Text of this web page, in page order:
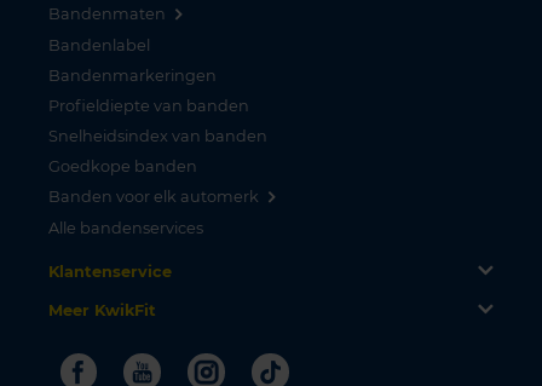
Bandenmaten
Bandenlabel
Bandenmarkeringen
Profieldiepte van banden
Snelheidsindex van banden
Goedkope banden
Banden voor elk automerk
Alle bandenservices
Klantenservice
Meer KwikFit
FacebookYoutubeInstagram
Tiktok